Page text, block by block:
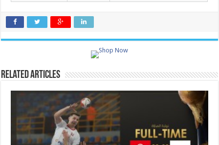
Related Articles